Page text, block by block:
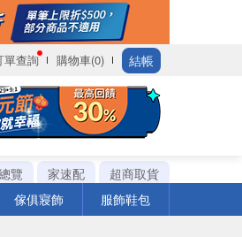
單查詢 購物車(0) 結帳
覽 家速配
超商取貨
傢俱寢飾 服飾鞋包